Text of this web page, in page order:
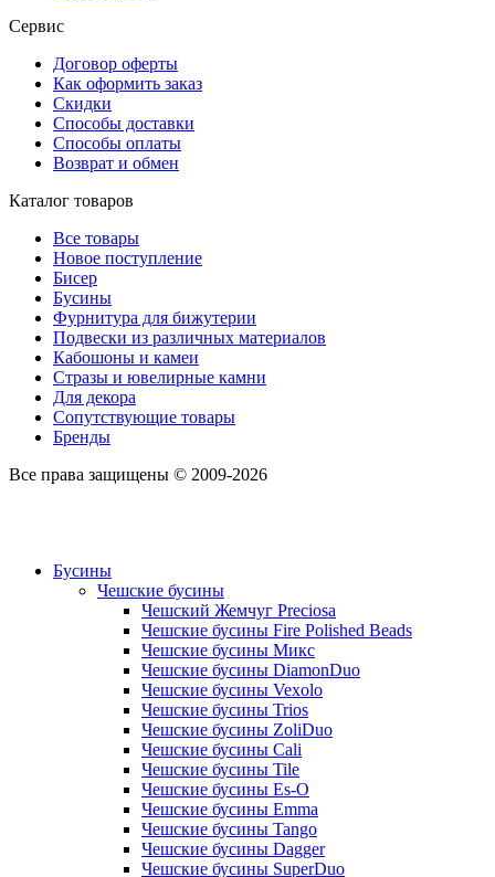
Сервис
Договор оферты
Как оформить заказ
Скидки
Способы доставки
Способы оплаты
Возврат и обмен
Каталог товаров
Все товары
Новое поступление
Бисер
Бусины
Фурнитура для бижутерии
Подвески из различных материалов
Кабошоны и камеи
Стразы и ювелирные камни
Для декора
Сопутствующие товары
Бренды
Все права защищены © 2009-2026
Бусины
Чешские бусины
Чешский Жемчуг Preciosa
Чешские бусины Fire Polished Beads
Чешские бусины Микс
Чешские бусины DiamonDuo
Чешские бусины Vexolo
Чешские бусины Trios
Чешские бусины ZoliDuo
Чешские бусины Cali
Чешские бусины Tile
Чешские бусины Es-O
Чешские бусины Emma
Чешские бусины Tango
Чешские бусины Dagger
Чешские бусины SuperDuo